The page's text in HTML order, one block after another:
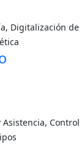
Digitalización de
Control